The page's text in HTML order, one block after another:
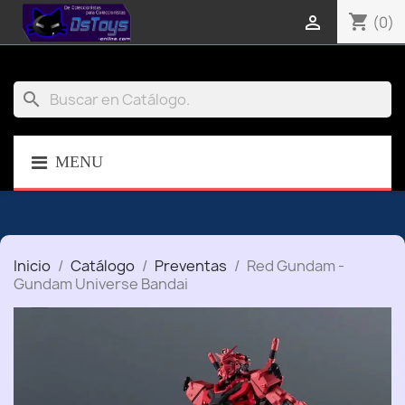
shopping_cart (0)

search
MENU
Inicio Catálogo Preventas
Red Gundam -
Gundam Universe Bandai